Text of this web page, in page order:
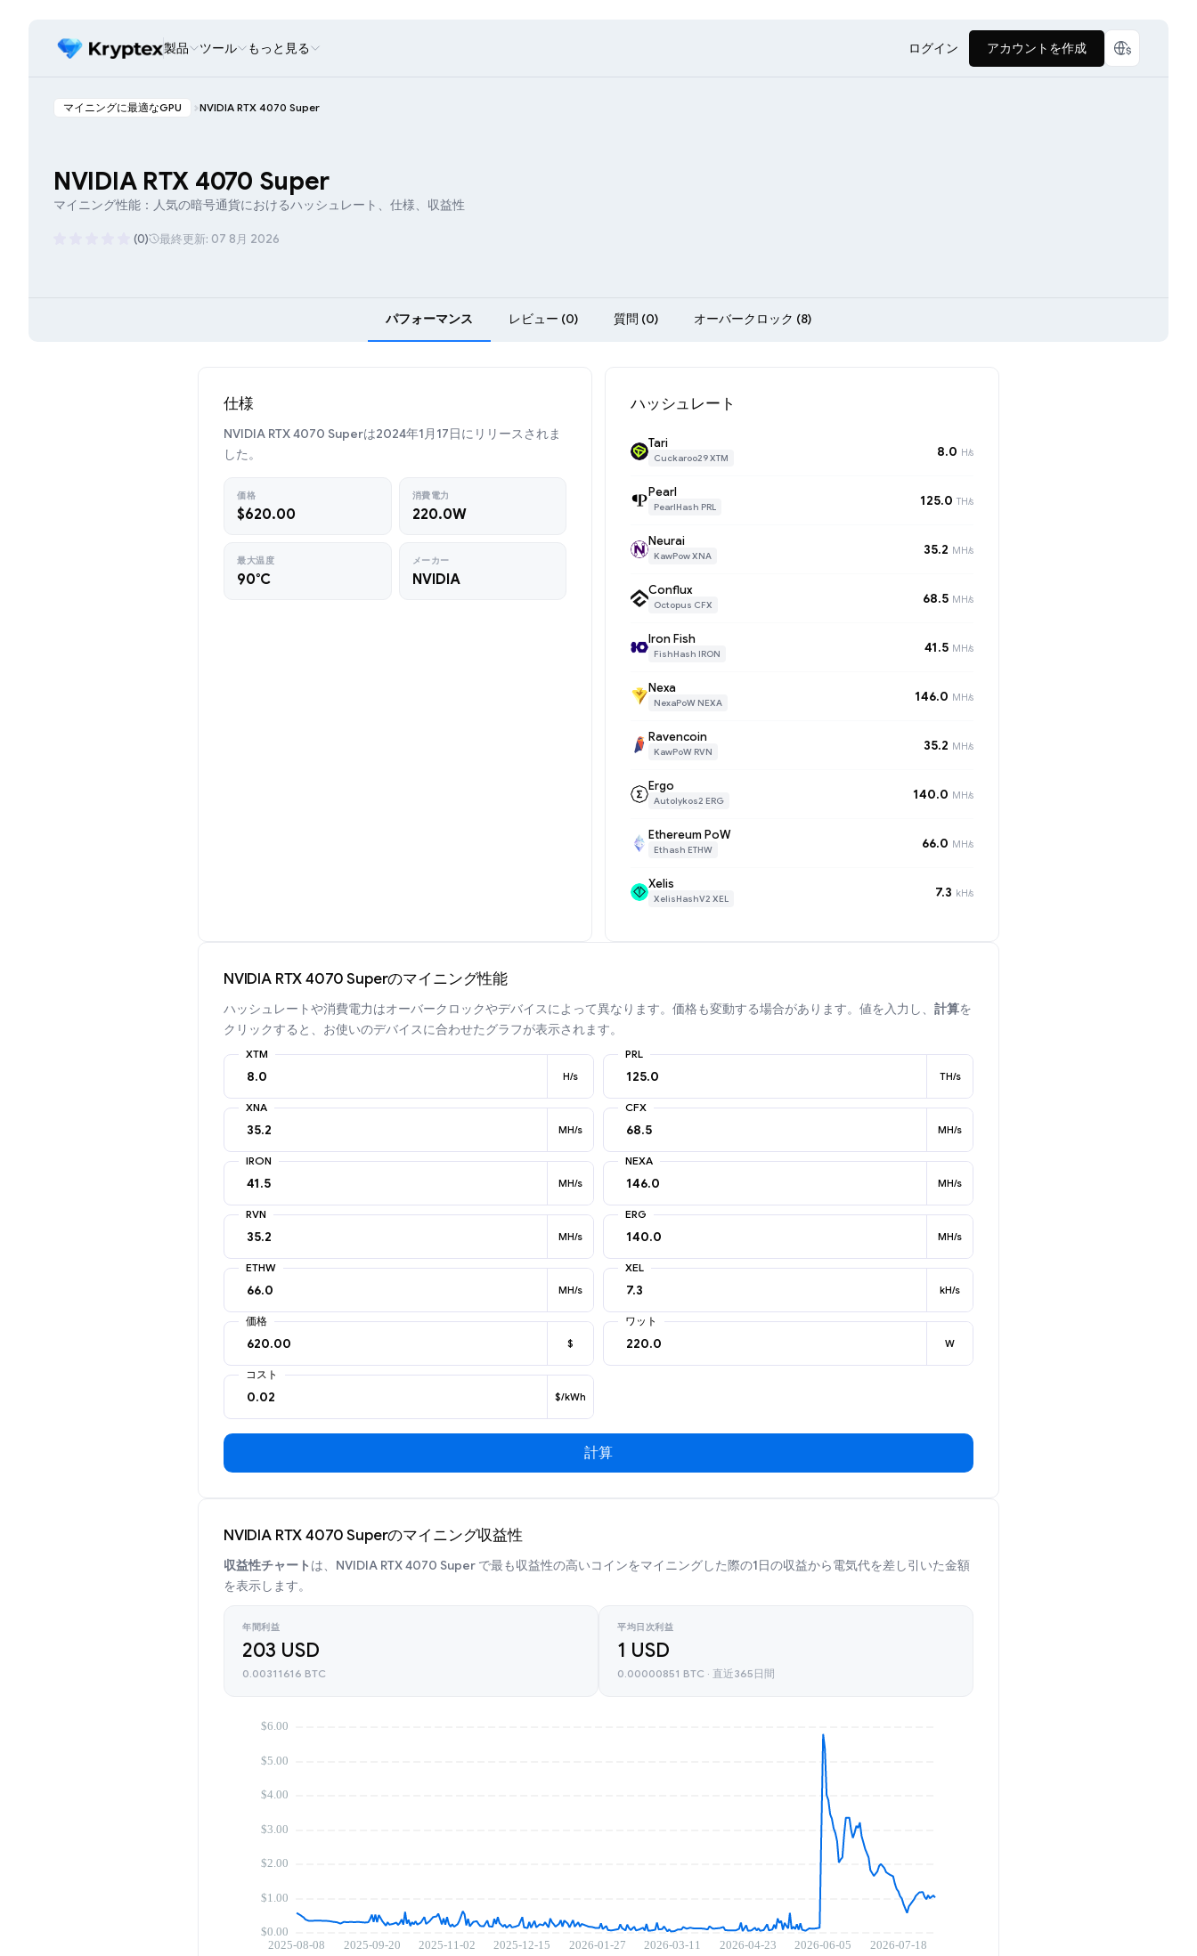
製品 ツール もっと見る ログイン アカウントを作成
マイニングに最適なGPU NVIDIA RTX 4070 Super
NVIDIA RTX 4070 Super
マイニング性能：人気の暗号通貨におけるハッシュレート、仕様、収益性
(0) 最終更新: 07 8月 2026
パフォーマンス レビュー (0) 質問 (0) オーバークロック (8)
仕様
NVIDIA RTX 4070 Superは2024年1月17日にリリースされま
した。
価格
$620.00
消費電力
220.0W
最大温度
90°C
メーカー
NVIDIA
ハッシュレート
Tari
Cuckaroo29 XTM 8.0 H/s
Pearl
PearlHash PRL 125.0 TH/s
Neurai
KawPow XNA 35.2 MH/s
Conflux
Octopus CFX 68.5 MH/s
Iron Fish
FishHash IRON 41.5 MH/s
Nexa
NexaPoW NEXA 146.0 MH/s
Ravencoin
KawPoW RVN 35.2 MH/s
Ergo
Autolykos2 ERG 140.0 MH/s
Ethereum PoW
Ethash ETHW 66.0 MH/s
Xelis
XelisHashV2 XEL 7.3 kH/s
NVIDIA RTX 4070 Superのマイニング性能
ハッシュレートや消費電力はオーバークロックやデバイスによって異なります。価格も変動する場合があります。値を入力し、 計算を
クリックすると、お使いのデバイスに合わせたグラフが表示されます。
XTM
H/s
PRL
TH/s
XNA
MH/s
CFX
MH/s
IRON
MH/s
NEXA
MH/s
RVN
MH/s
ERG
MH/s
ETHW
MH/s
XEL
kH/s
価格
$
ワット
W
コスト
$/kWh
計算
NVIDIA RTX 4070 Superのマイニング収益性
収益性チャート は、NVIDIA RTX 4070 Super で最も収益性の高いコインをマイニングした際の1日の収益から電気代を差し引いた金額
を表示します。
年間利益
203 USD
0.00311616 BTC
平均日次利益
1 USD
0.00000851 BTC · 直近365日間